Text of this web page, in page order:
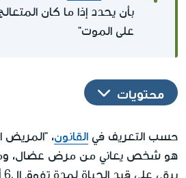
بأن يحدد إذا ما كان
على الموت"
محتويات
حسب التعريف في القانون،
هو شخص يعاني من مرض عضال،